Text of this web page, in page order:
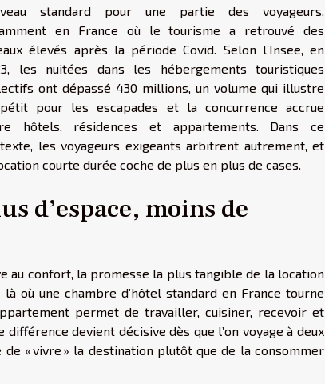
standard pour une partie des voyageurs,
en France où le tourisme a retrouvé des
élevés après la période Covid. Selon l’Insee, en
les nuitées dans les hébergements touristiques
ont dépassé 430 millions, un volume qui illustre
pour les escapades et la concurrence accrue
hôtels, résidences et appartements. Dans ce
les voyageurs exigeants arbitrent autrement, et
courte durée coche de plus en plus de cases.
d’espace, moins de
au confort, la promesse la plus tangible de la location
où une chambre d’hôtel standard en France tourne
permet de travailler, cuisiner, recevoir et
devient décisive dès que l’on voyage à deux
« vivre » la destination plutôt que de la consommer